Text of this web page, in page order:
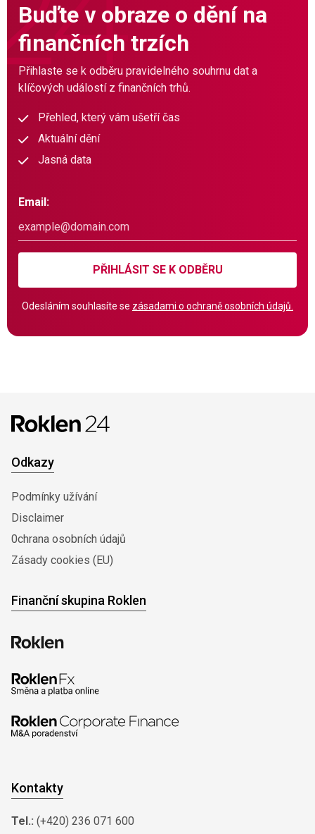
Buďte v obraze o dění na
finančních trzích
Přihlaste se k odběru pravidelného souhrnu dat a
klíčových událostí z finančních trhů.
Přehled, který vám ušetří čas
Aktuální dění
Jasná data
Email:
PŘIHLÁSIT SE K ODBĚRU
Odesláním souhlasíte se zásadami o ochraně osobních údajů.
Odkazy
Podmínky užívání
Disclaimer
0chrana osobních údajů
Zásady cookies (EU)
Finanční skupina Roklen
Kontakty
Tel.: (+420) 236 071 600